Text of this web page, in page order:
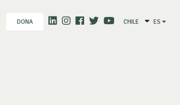
DONA CHILE ES